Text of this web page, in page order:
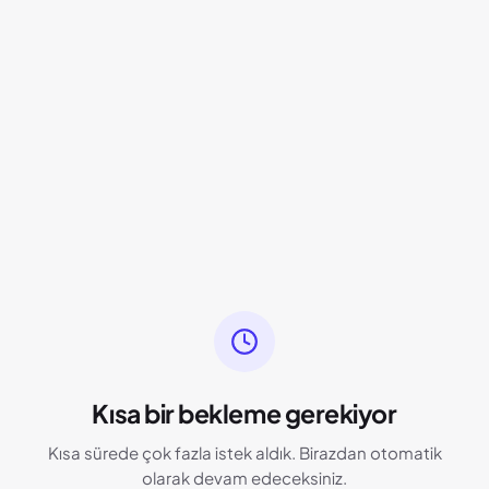
Kısa bir bekleme gerekiyor
Kısa sürede çok fazla istek aldık. Birazdan otomatik
olarak devam edeceksiniz.